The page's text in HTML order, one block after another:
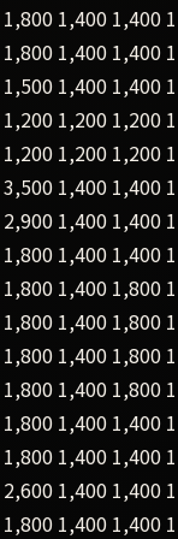
1,800 1,400 1,400
1,800 1,400 1,400
1,500 1,400 1,400
1,200 1,200 1,200
1,200 1,200 1,200
3,500 1,400 1,400
2,900 1,400 1,400
1,800 1,400 1,400
1,800 1,400 1,800
1,800 1,400 1,800
1,800 1,400 1,800
1,800 1,400 1,800
1,800 1,400 1,400
1,800 1,400 1,400
2,600 1,400 1,400
1,800 1,400 1,400